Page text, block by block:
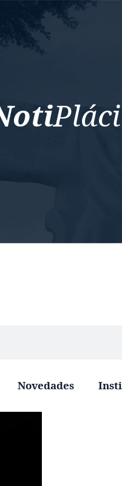
Novedades